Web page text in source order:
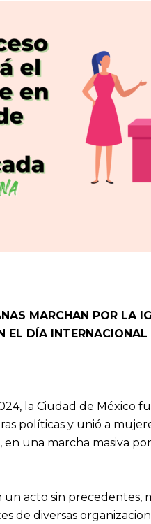
MARCHAN POR LA
EL DÍA
la Ciudad de México
políticas y unió a
una marcha masiva
un acto sin precedentes,
de diversas